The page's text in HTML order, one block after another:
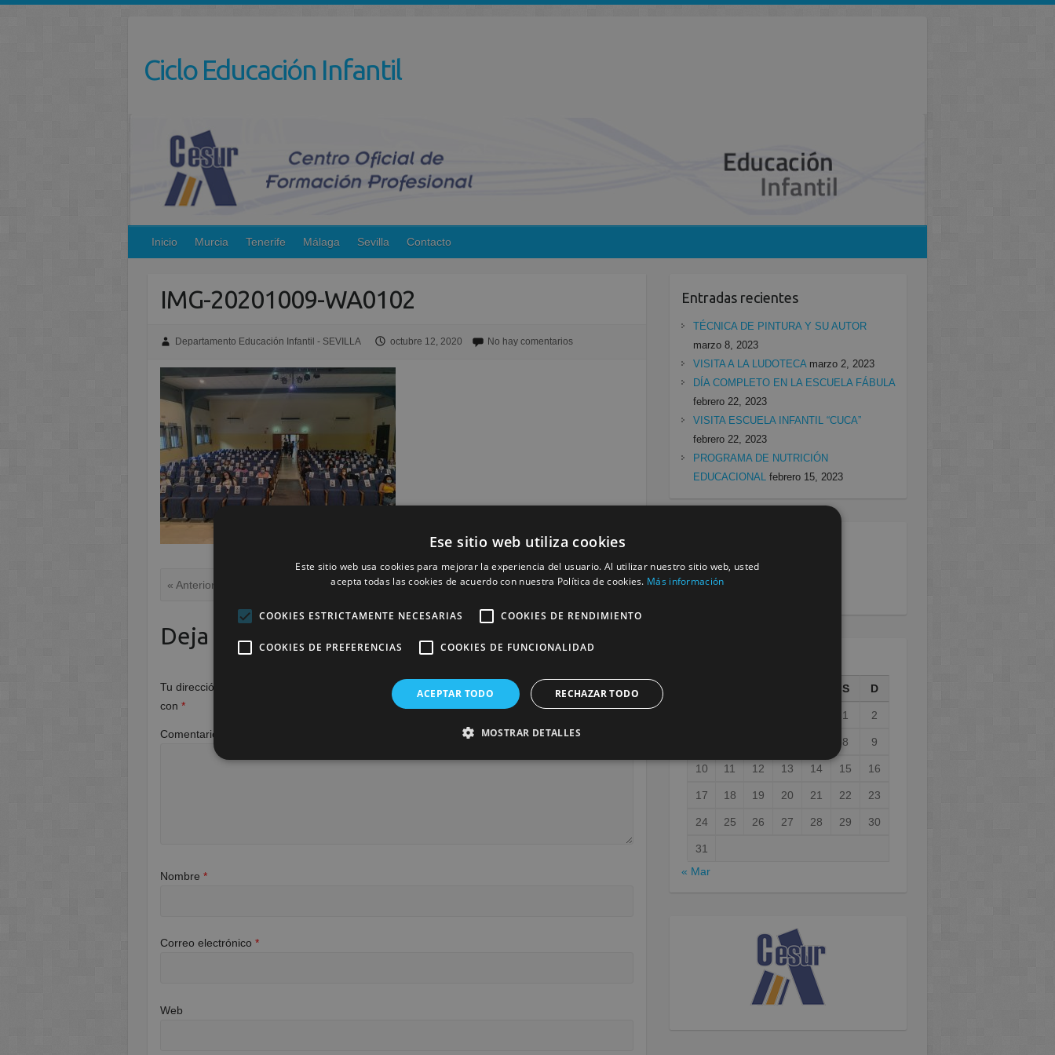
Ciclo Educación Infantil
Inicio Murcia Tenerife Málaga Sevilla Contacto
IMG-20201009-WA0102
Departamento Educación Infantil - SEVILLA octubre 12, 2020 No hay comentarios
« Anterior Siguiente »
Deja una respuesta
Tu dirección de correo electrónico no será publicada. Los campos obligatorios están marcados
con*
Comentario
Nombre*
Correo electrónico*
Web
Entradas recientes
TÉCNICA DE PINTURA Y SU AUTOR
marzo 8, 2023
VISITA A LA LUDOTECA marzo 2, 2023
DÍA COMPLETO EN LA ESCUELA FÁBULA
febrero 22, 2023
VISITA ESCUELA INFANTIL “CUCA”
febrero 22, 2023
PROGRAMA DE NUTRICIÓN
EDUCACIONAL febrero 15, 2023
(138)
S D
1 2
8 9
10 11 12 13 14 15 16
17 18 19 20 21 22 23
24 25 26 27 28 29 30
31
« Mar
Ese sitio web utiliza cookies
Este sitio web usa cookies para mejorar la experiencia del usuario. Al utilizar nuestro sitio web, usted
acepta todas las cookies de acuerdo con nuestra Política de cookies. Más información
COOKIES ESTRICTAMENTE NECESARIAS COOKIES DE RENDIMIENTO
COOKIES DE PREFERENCIAS COOKIES DE FUNCIONALIDAD
ACEPTAR TODO RECHAZAR TODO
MOSTRAR DETALLES